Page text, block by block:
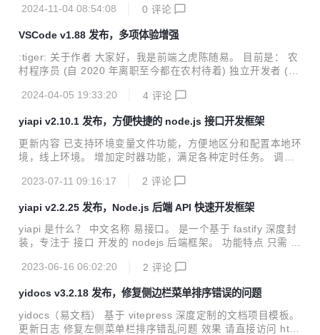
程记者 得好好...
源，有 50k star 的 LocalSend 比较香。 LocalSend 通过点
可以在电脑和手机，电脑和电脑，手机和手机之间畅享文件传
输的乐趣。 更新内容 那么本次 (v1.16) 版本的更新呢，距离
上个版本，相隔 2个月，可以说亮点非常多，我们一一看一
下。 不再支持 windows7 系统 时代潮流，滚滚向前，不再兼
容 windows7 系统，也可...
2024-11-04 08:54:08 0 评论
VSCode v1.88 发布，多项体验增强
:tiger: 关于作者 大家好，我是前端之虎陈随易。 目前是： 农
村程序员 (自 2020 年离职至今都在农村待着) 独立开发者 (有
上睡) 个人创业者 (注册了自己的公司，为产品服务) 自驾爱好
前构思新作品中) 开源推进者 (自 2019 年持续开源至今) 欢迎
跟我交朋友： 微信：chensuiyime 扣扣：24323626 公众
号：陈随易 网站：陈随易的个人网站 https://chensuiyi.me 如
一起...
2024-04-05 19:33:20 4 评论
yiapi v2.10.1 发布，方便快捷的 node.js 接口开发框架
更新内容 已支持环境变量文件功能，方便地区分和配置本地环
境，线上环境。 增加定时器功能，满足各种定时任务。 调整
置的数据库字段定义。 完善和优化角色相关的处理逻辑。 增
件发送的缓存问题。 调整文件上传最大体积为100M。 yiapi
是什么？ 中文名称 易接口。 是一个基于 fastify 深度封装，
专注于 接口 开发的 nodejs 后端框架。 功能特点 只需 简单配
置，快速上手开发。 默认支持 微信扫码 登录注册功能，解决
垃圾账号和短信费用问题。 自动生成 接口文档，对接方便。
2023-07-11 09:16:17 2 评论
yiapi v2.2.25 发布，Node.js 后端 API 快速开发框架
yiapi 是什么？ 中文名称 易接口。 是一个基于 fastify 深度封
装，专注于 接口 开发的 nodejs 后端框架。 功能特点 只需 简
步 数据库。 自动生成 接口文档，对接方便。 自带 权限、角
发送，文件上传等功能。 自带请求 日志打印 和 日志分割 功
能。 自带 jwt 鉴权机制。 自带登录日志，邮件日志功能。 自
带配套的后台管理系统 yiadmin。 默认已处理后端的 跨域 问
2023-06-16 06:02:20 2 评论
yidocs v3.2.18 发布，修复侧边栏菜单排序错误的问题
yidocs（易文档） 基于 vitepress 深度定制的文档项目模板。
更新日志 修复左侧菜单栏排序错乱问题 效果 请直接访问 http